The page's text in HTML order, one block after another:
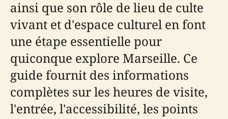
ainsi que son rôle de lieu de culte
vivant et d'espace culturel en font
une étape essentielle pour
quiconque explore Marseille. Ce
guide fournit des informations
complètes sur les heures de visite,
l'entrée, l'accessibilité, les points